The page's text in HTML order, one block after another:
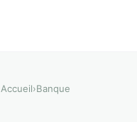
Accueil›Banque